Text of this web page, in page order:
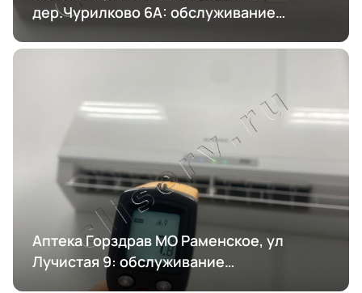
дер.Чурилково 6А: обслуживание
Аптека Горздрав МО Раменское, ул
Лучистая 9: обслуживание
кондиционирования